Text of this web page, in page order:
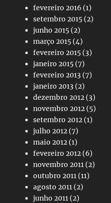
fevereiro 2016 (1)
setembro 2015 (2)
junho 2015 (2)
março 2015 (4)
fevereiro 2015 (3)
janeiro 2015 (7)
fevereiro 2013 (7)
janeiro 2013 (2)
dezembro 2012 (3)
novembro 2012 (5)
setembro 2012 (1)
julho 2012 (7)
maio 2012 (1)
fevereiro 2012 (6)
novembro 2011 (2)
outubro 2011 (11)
agosto 2011 (2)
junho 2011 (2)